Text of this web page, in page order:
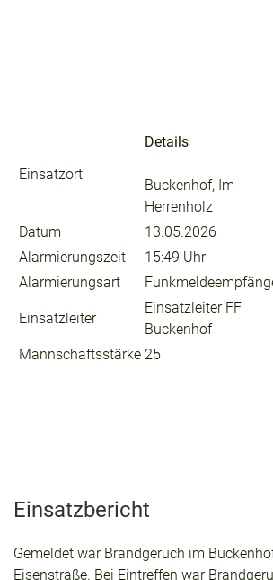
Einsatzort
Details
Buckenhof, Im
Herrenholz
Datum
13.05.2026
Alarmierungszeit
15:49 Uhr
Alarmierungsart
Einsatzleiter
Einsatzleiter FF
Buckenhof
Mannschaftsstärke 25
Einsatzbericht
Gemeldet war Brandgeruch im
Eisenstraße. Bei Eintreffen war